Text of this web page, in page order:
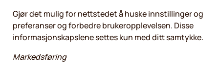
Gjør det mulig for nettstedet å huske innstillinger og
preferanser og forbedre brukeropplevelsen. Disse
informasjonskapslene settes kun med ditt samtykke.
Markedsføring